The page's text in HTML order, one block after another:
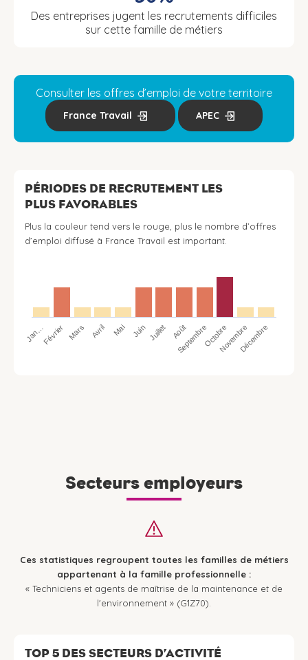
Des entreprises jugent les recrutements difficiles
sur cette famille de métiers
Consulter les offres d’emploi de votre territoire
France Travail APEC
PÉRIODES DE RECRUTEMENT LES
PLUS FAVORABLES
Plus la couleur tend vers le rouge, plus le nombre d’offres
d’emploi diffusé à France Travail est important.
Jan…Février Mars Avril Mai Juin Juillet Août
SeptembreOctobreNovembreDécembre
Secteurs employeurs
Ces statistiques regroupent toutes les familles de métiers
appartenant à la famille professionnelle :
« Techniciens et agents de maîtrise de la maintenance et de
l'environnement » (G1Z70).
TOP 5 DES SECTEURS D’ACTIVITÉ